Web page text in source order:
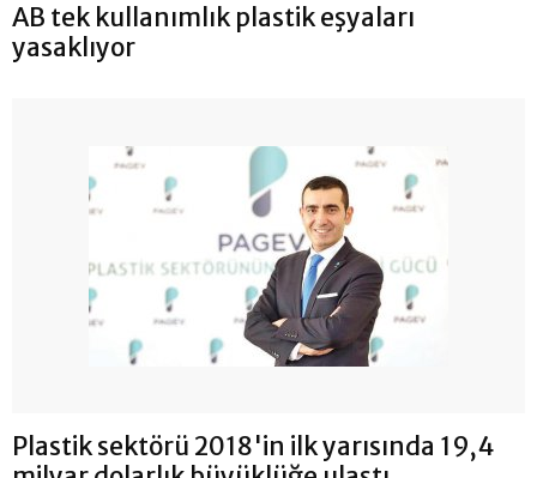
AB tek kullanımlık plastik eşyaları
yasaklıyor
Plastik sektörü 2018'in ilk yarısında 19,4